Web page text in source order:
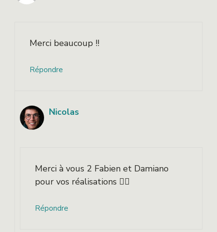
Merci beaucoup !!
Répondre
Nicolas
Merci à vous 2 Fabien et Damiano
pour vos réalisations 👍🏻
Répondre